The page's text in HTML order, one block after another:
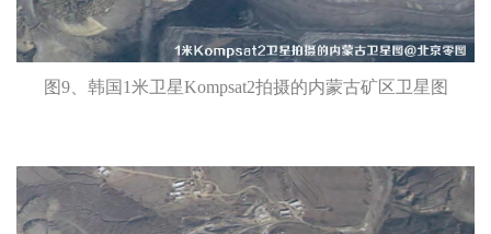
图9、韩国1米卫星Kompsat2拍摄的内蒙古矿区卫星图